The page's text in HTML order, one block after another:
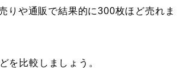
りや通販で結果的に300枚ほど売れま
を比較しましょう。